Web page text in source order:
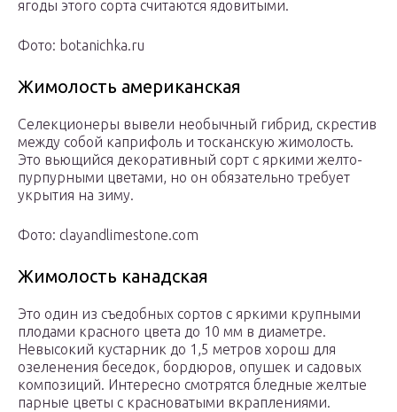
ягоды этого сорта считаются ядовитыми.
Фото: botanichka.ru
Жимолость американская
Селекционеры вывели необычный гибрид, скрестив
между собой каприфоль и тосканскую жимолость.
Это вьющийся декоративный сорт с яркими желто-
пурпурными цветами, но он обязательно требует
укрытия на зиму.
Фото: clayandlimestone.com
Жимолость канадская
Это один из съедобных сортов с яркими крупными
плодами красного цвета до 10 мм в диаметре.
Невысокий кустарник до 1,5 метров хорош для
озеленения беседок, бордюров, опушек и садовых
композиций. Интересно смотрятся бледные желтые
парные цветы с красноватыми вкраплениями.